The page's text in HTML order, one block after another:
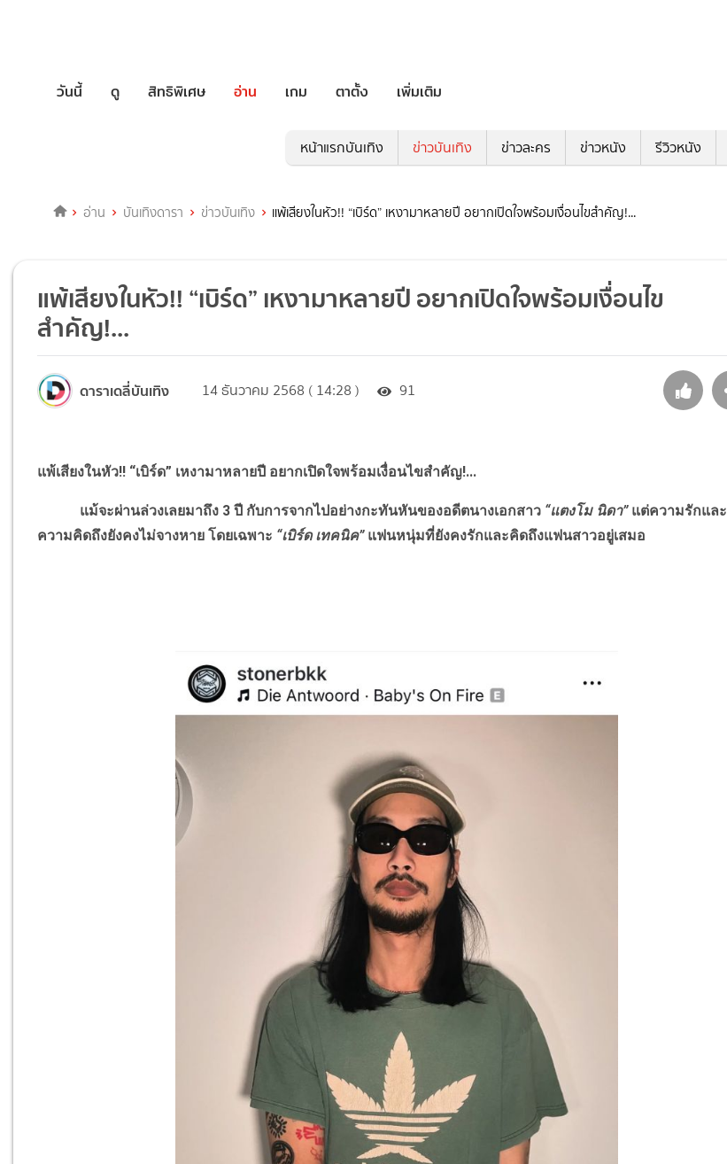
วันนี้ ดู สิทธิพิเศษ อ่าน เกม ตาตั้ง เพิ่มเติม
หน้าแรกบันเทิง ข่าวบันเทิง ข่าวละคร ข่าวหนัง รีวิวหนัง
อ่าน บันเทิงดารา ข่าวบันเทิง แพ้เสียงในหัว!! “เบิร์ด” เหงามาหลายปี อยากเปิดใจพร้อมเงื่อนไขสำคัญ!...
แพ้เสียงในหัว!! “เบิร์ด” เหงามาหลายปี อยากเปิดใจพร้อมเงื่อนไข
สำคัญ!...
ดาราเดลี่บันเทิง 14 ธันวาคม 2568 ( 14:28 ) 91
แพ้เสียงในหัว!! “เบิร์ด” เหงามาหลายปี อยากเปิดใจพร้อมเงื่อนไขสำคัญ!...
แม้จะผ่านล่วงเลยมาถึง 3 ปี กับการจากไปอย่างกะทันหันของอดีตนางเอกสาว “แตงโม นิดา” แต่ความรักและ
ความคิดถึงยังคงไม่จางหาย โดยเฉพาะ “เบิร์ด เทคนิค” แฟนหนุ่มที่ยังคงรักและคิดถึงแฟนสาวอยู่เสมอ